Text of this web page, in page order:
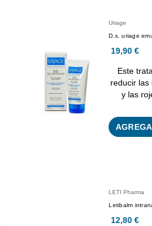
Uriage
D.s. uriage
19,90 €
Este
reducir las
y las
LETI Pharma
Letibalm
12,80 €